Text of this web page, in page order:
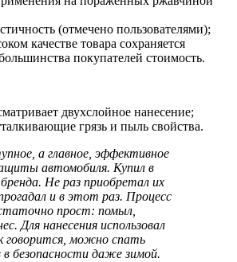
(отмечено пользователями);
качестве товара сохраняется
покупателей стоимость.
двухслойное нанесение;
грязь и пыль свойства.
а главное, эффективное
автомобиля. Купил в
Не раз приобретал их
и в этот раз. Процесс
прост: помыл,
Для нанесения использовал
говорится, можно спать
в безопасности даже зимой.